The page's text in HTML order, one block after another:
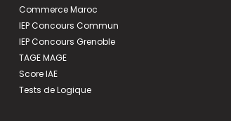
Commerce Maroc
IEP Concours Commun
IEP Concours Grenoble
TAGE MAGE
Score IAE
Tests de Logique